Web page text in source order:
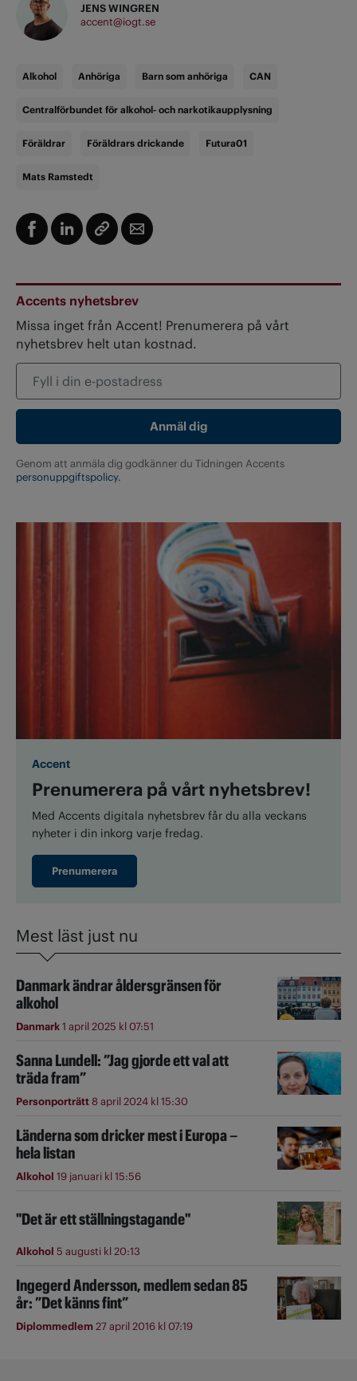
JENS WINGREN
accent@iogt.se
Alkohol Anhöriga Barn som anhöriga CAN
Centralförbundet för alkohol- och narkotikaupplysning
Föräldrar Föräldrars drickande Futura01
Mats Ramstedt
Accents nyhetsbrev
Missa inget från Accent! Prenumerera på vårt
nyhetsbrev helt utan kostnad.
Genom att anmäla dig godkänner du Tidningen Accents
personuppgiftspolicy.
Accent
Prenumerera på vårt nyhetsbrev!
Med Accents digitala nyhetsbrev får du alla veckans
nyheter i din inkorg varje fredag.
Prenumerera
Mest läst just nu
Danmark ändrar åldersgränsen för
alkohol
Danmark1 april 2025 kl 07:51
Sanna Lundell: ”Jag gjorde ett val att
träda fram”
Personporträtt8 april 2024 kl 15:30
Länderna som dricker mest i Europa –
hela listan
Alkohol 19 januari kl 15:56
"Det är ett ställningstagande"
Alkohol 5 augusti kl 20:13
Ingegerd Andersson, medlem sedan 85
år: ”Det känns fint”
Diplommedlem27 april 2016 kl 07:19